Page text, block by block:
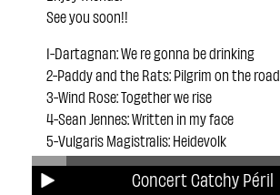
Concert Catchy Péril
See you soon!!
1-Dartagnan: We re gonna be drinking
2-Paddy and the Rats: Pilgrim on the road
3-Wind Rose: Together we rise
4-Sean Jennes: Written in my face
5-Vulgaris Magistralis: Heidevolk
6-The Rumjacks: An irish pub song
7-Patty Gurdy: Pet leg silly